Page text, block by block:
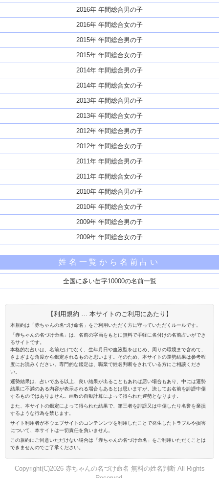
2016年 年間総合男の子
2016年 年間総合女の子
2015年 年間総合男の子
2015年 年間総合女の子
2014年 年間総合男の子
2014年 年間総合女の子
2013年 年間総合男の子
2013年 年間総合女の子
2012年 年間総合男の子
2012年 年間総合女の子
2011年 年間総合男の子
2011年 年間総合女の子
2010年 年間総合男の子
2010年 年間総合女の子
2009年 年間総合男の子
2009年 年間総合女の子
姓名一覧から名前占い
全国に多い苗字10000の名前一覧
【利用規約 … 本サイトのご利用にあたり】
本規約は「赤ちゃんの名づけ命名」をご利用いただく方に守っていただくルールです。
「赤ちゃんの名づけ命名」は、名前の字画をもとに無料で手軽に名付けの名前占いができ
るサイトです。
本格的な占いは、名前だけでなく、生年月日や血液型をはじめ、周りの環境まで含めて、
さまざまな角度から鑑定されるものと思います。そのため、本サイトの運勢結果は参考程
度にお読みください。専門的な鑑定は、職業で姓名判断をされている方にご相談くださ
い。
運勢結果は、占いである以上、良い結果が出ることもあれば悪い場合もあり、中には運勢
結果に不満のある内容が表示される場合もあるとは思いますが、決してお名前を誹謗中傷
するものではありません。画数の自動計算によって得られた運勢となります。
また、本サイトの鑑定によって得られた結果で、第三者を誹謗又は中傷したり名誉を棄損
するような行為を禁じます。
サイト利用者が本ウェブサイトのコンテンンツを利用したことで発生したトラブルや損害
について、本サイトは一切責任を負いません。
この規約にご同意いただけない場合は「赤ちゃんの名づけ命名」をご利用いただくことは
できませんのでご了承ください。
Copyright(C)2026 赤ちゃんの名づけ命名 無料の姓名判断 All Rights